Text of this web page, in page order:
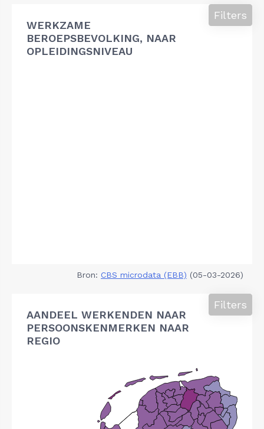
WERKZAME
BEROEPSBEVOLKING, NAAR
OPLEIDINGSNIVEAU
Filters
Bron: CBS microdata (EBB) (05-03-2026)
AANDEEL WERKENDEN NAAR
PERSOONSKENMERKEN NAAR
REGIO
Filters